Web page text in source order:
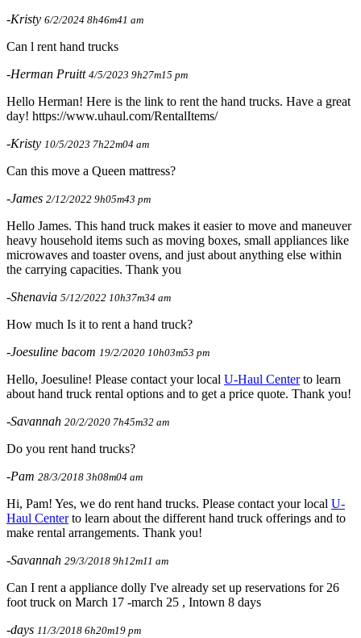
-Kristy 6/2/2024 8h46m41 am
Can l rent hand trucks
-Herman Pruitt 4/5/2023 9h27m15 pm
Hello Herman! Here is the link to rent the hand trucks. Have a great
day! https://www.uhaul.com/RentalItems/
-Kristy 10/5/2023 7h22m04 am
Can this move a Queen mattress?
-James 2/12/2022 9h05m43 pm
Hello James. This hand truck makes it easier to move and maneuver
heavy household items such as moving boxes, small appliances like
microwaves and toaster ovens, and just about anything else within
the carrying capacities. Thank you
-Shenavia 5/12/2022 10h37m34 am
How much Is it to rent a hand truck?
-Joesuline bacom 19/2/2020 10h03m53 pm
Hello, Joesuline! Please contact your local U-Haul Centerto learn
about hand truck rental options and to get a price quote. Thank you!
-Savannah 20/2/2020 7h45m32 am
Do you rent hand trucks?
-Pam 28/3/2018 3h08m04 am
Hi, Pam! Yes, we do rent hand trucks. Please contact your local U-
Haul Centerto learn about the different hand truck offerings and to
make rental arrangements. Thank you!
-Savannah 29/3/2018 9h12m11 am
Can I rent a appliance dolly I've already set up reservations for 26
foot truck on March 17 -march 25 , Intown 8 days
-days 11/3/2018 6h20m19 pm